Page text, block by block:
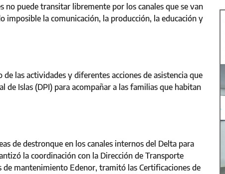
no puede transitar libremente por los canales que se van
imposible la comunicación, la producción, la educación y
las actividades y diferentes acciones de asistencia que
de Islas (DPI) para acompañar a las familias que habitan
de destronque en los canales internos del Delta para
la coordinación con la Dirección de Transporte
mantenimiento Edenor, tramitó las Certificaciones de